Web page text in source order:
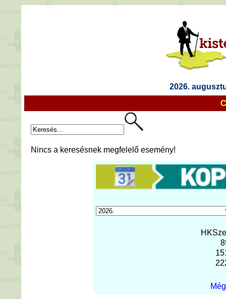
2026.
Nincs a keresésnek megfelelő esemény!
H KSze
8
15
22